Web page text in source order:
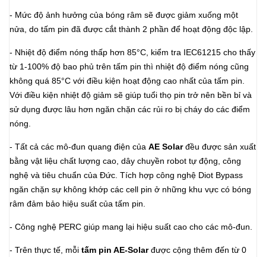
- Mức độ ảnh hưởng của bóng râm sẽ được giảm xuống một
nửa, do tấm pin đã được cắt thành 2 phần để hoạt động độc lập.
- Nhiệt độ điểm nóng thấp hơn 85°C, kiểm tra IEC61215 cho thấy
từ 1-100% độ bao phủ trên tấm pin thì nhiệt độ điểm nóng cũng
không quá 85°C với điều kiện hoạt động cao nhất của tấm pin.
Với điều kiện nhiệt độ giảm sẽ giúp tuổi thọ pin trở nên bền bỉ và
sử dụng được lâu hơn ngăn chặn các rủi ro bị cháy do các điểm
nóng.
- Tất cả các mô-đun quang điện của AE Solar đều được sản xuất
bằng vật liệu chất lượng cao, dây chuyền robot tự động, công
nghệ và tiêu chuẩn của Đức. Tích hợp công nghệ Diot Bypass
ngăn chặn sự không khớp các cell pin ở những khu vực có bóng
râm đảm bảo hiệu suất của tấm pin.
- Công nghệ PERC giúp mang lại hiệu suất cao cho các mô-đun.
- Trên thực tế, mỗi tấm pin AE-Solarđược cộng thêm đến từ 0